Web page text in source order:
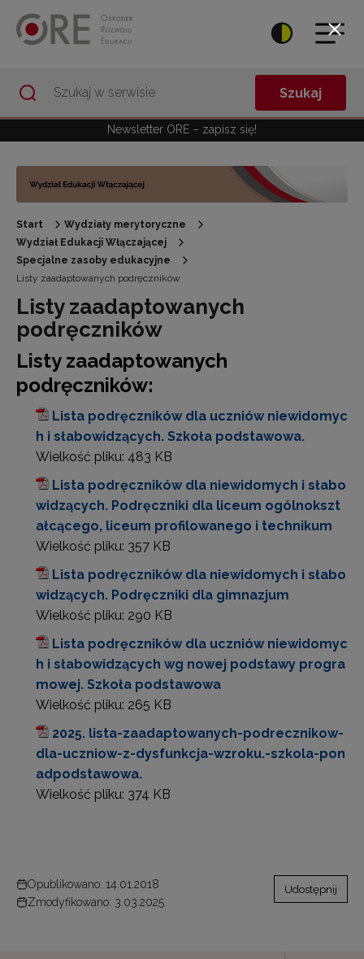
Szukaj
Newsletter ORE – zapisz się!
Start
Wydziały merytoryczne
Wydział Edukacji Włączającej
Specjalne zasoby edukacyjne
Listy zaadaptowanych podręczników
Listy zaadaptowanych
podręczników
Listy zaadaptowanych
podręczników:
Lista podręczników dla uczniów niewidomyc
h i słabowidzących. Szkoła podstawowa.
Wielkość pliku: 483 KB
Lista podręczników dla niewidomych i słabo
widzących. Podręczniki dla liceum ogólnokszt
ałcącego, liceum profilowanego i technikum
Wielkość pliku: 357 KB
Lista podręczników dla niewidomych i słabo
widzących. Podręczniki dla gimnazjum
Wielkość pliku: 290 KB
Lista podręczników dla uczniów niewidomyc
h i słabowidzących wg nowej podstawy progra
mowej. Szkoła podstawowa
Wielkość pliku: 265 KB
2025. lista-zaadaptowanych-podrecznikow-
dla-uczniow-z-dysfunkcja-wzroku.-szkola-pon
adpodstawowa.
Wielkość pliku: 374 KB
Opublikowano: 14.01.2018
Zmodyfikowano: 3.03.2025
Udostępnij